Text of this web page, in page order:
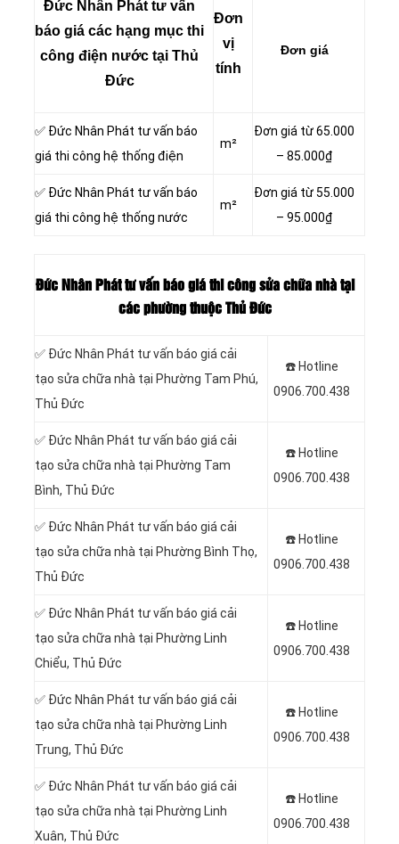
Đức Nhân Phát tư vấn
báo giá các hạng mục thi
công điện nước tại Thủ
Đức
Đơn
vị
tính
Đơn giá
✅ Đức Nhân Phát tư vấn báo
giá thi công hệ thống điện
m²
Đơn giá từ 65.000
– 85.000₫
✅ Đức Nhân Phát tư vấn báo
giá thi công hệ thống nước
m²
Đơn giá từ 55.000
– 95.000₫
Đức Nhân Phát tư vấn báo giá thi công sửa chữa nhà tại
các phường thuộc Thủ Đức
✅ Đức Nhân Phát tư vấn báo giá cải
tạo sửa chữa nhà tại Phường Tam Phú,
Thủ Đức
☎️ Hotline
0906.700.438
✅ Đức Nhân Phát tư vấn báo giá cải
tạo sửa chữa nhà tại Phường Tam
Bình, Thủ Đức
☎️ Hotline
0906.700.438
✅ Đức Nhân Phát tư vấn báo giá cải
tạo sửa chữa nhà tại Phường Bình Thọ,
Thủ Đức
☎️ Hotline
0906.700.438
✅ Đức Nhân Phát tư vấn báo giá cải
tạo sửa chữa nhà tại Phường Linh
Chiểu, Thủ Đức
☎️ Hotline
0906.700.438
✅ Đức Nhân Phát tư vấn báo giá cải
tạo sửa chữa nhà tại Phường Linh
Trung, Thủ Đức
☎️ Hotline
0906.700.438
✅ Đức Nhân Phát tư vấn báo giá cải
tạo sửa chữa nhà tại Phường Linh
Xuân, Thủ Đức
☎️ Hotline
0906.700.438